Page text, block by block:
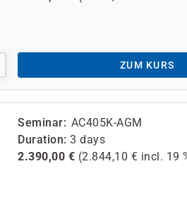
ZUM KURS
Seminar
AC405K-AGM
Duration 3 days
2.390,00 € (2.844,10 € incl. 19